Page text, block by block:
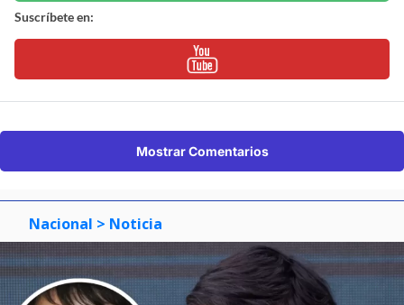
Suscríbete en:
Mostrar Comentarios
Nacional > Noticia